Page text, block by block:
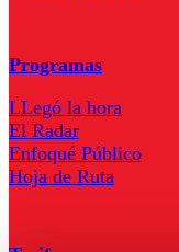
Programas
LLegó la hora
El Radar
Enfoqué Público
Hoja de Ruta